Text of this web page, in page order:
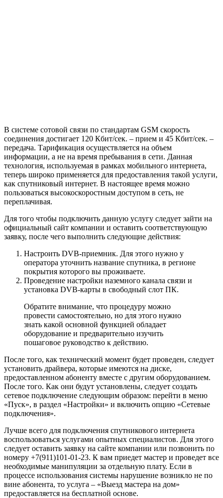
В системе сотовой связи по стандартам GSM скорость
соединения достигает 120 Кбит/сек. – прием и 45 Кбит/сек. –
передача. Тарификация осуществляется на объем
информации, а не на время пребывания в сети. Данная
технология, используемая в рамках мобильного интернета,
теперь широко применяется для предоставления такой услуги,
как спутниковый интернет. В настоящее время можно
пользоваться высокоскоростным доступом в сеть, не
переплачивая.
Для того чтобы подключить данную услугу следует зайти на
официальный сайт компании и оставить соответствующую
заявку, после чего выполнить следующие действия:
Настроить DVB-приемник. Для этого нужно у
оператора уточнить название спутника, в регионе
покрытия которого вы проживаете.
Проведение настройки наземного канала связи и
установка DVB-карты в свободный слот ПК.
Обратите внимание, что процедуру можно
провести самостоятельно, но для этого нужно
знать какой основной функцией обладает
оборудование и предварительно изучить
пошаговое руководство к действию.
После того, как технический момент будет проведен, следует
установить драйвера, которые имеются на диске,
предоставленном абоненту вместе с другим оборудованием.
После того. Как они будут установлены, следует создать
сетевое подключение следующим образом: перейти в меню
«Пуск», в раздел «Настройки» и включить опцию «Сетевые
подключения».
Лучше всего для подключения спутникового интернета
воспользоваться услугами опытных специалистов. Для этого
следует оставить заявку на сайте компании или позвонить по
номеру +7(911)101-01-23. К вам приедет мастер и проведет все
необходимые манипуляции за отдельную плату. Если в
процессе использования системы нарушение возникло не по
вине абонента, то услуга – «Выезд мастера на дом»
предоставляется на бесплатной основе.